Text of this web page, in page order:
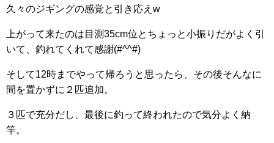
久々のジギングの感覚と引き応えw
上がって来たのは目測35cm位とちょっと小振りだがよく引
いて、釣れてくれて感謝(#^^#)
そして12時までやって帰ろうと思ったら、その後そんなに
間を置かずに２匹追加。
３匹で充分だし、最後に釣って終われたので気分よく納
竿。